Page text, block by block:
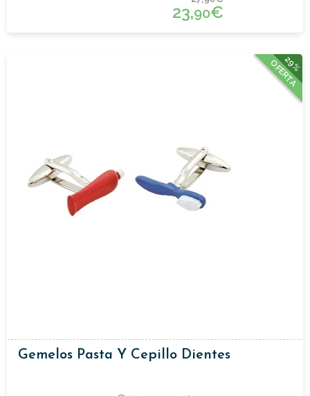
23,90€
29%
OFERTA
Gemelos Pasta Y Cepillo Dientes